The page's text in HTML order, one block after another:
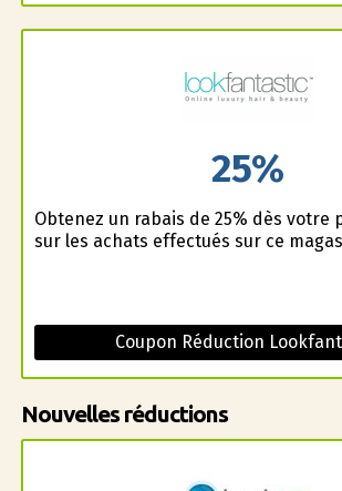
25%
Obtenez un rabais de 25% dès votre
sur les achats effectués sur ce
Coupon Réduction
Nouvelles réductions